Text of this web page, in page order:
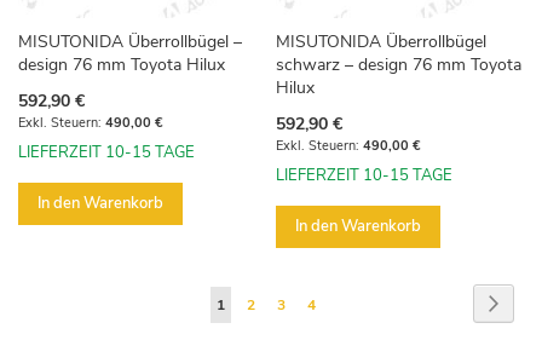
MISUTONIDA Überrollbügel –
design 76 mm Toyota Hilux
592,90 €
490,00 €
LIEFERZEIT 10-15 TAGE
In den Warenkorb
MISUTONIDA Überrollbügel
schwarz – design 76 mm Toyota
Hilux
592,90 €
490,00 €
LIEFERZEIT 10-15 TAGE
In den Warenkorb
Seite
Sie
1 Seite
2 Seite
3 Seite
4